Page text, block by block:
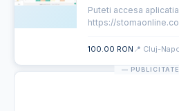
Puteti accesa
https://
100.00 RON 📍 Cluj-